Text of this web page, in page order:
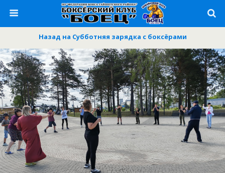
Назад на Субботняя зарядка с боксёрами